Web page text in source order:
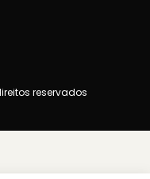
reservados